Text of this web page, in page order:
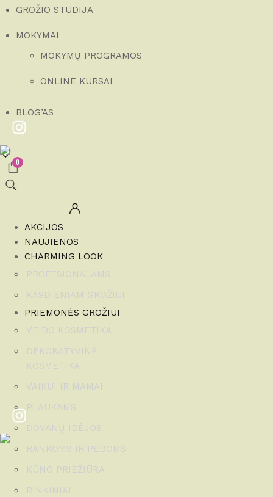
GROŽIO STUDIJA
MOKYMAI
MOKYMŲ PROGRAMOS
ONLINE KURSAI
BLOG’AS
0
AKCIJOS
NAUJIENOS
CHARMING LOOK
PRIEMONĖS GROŽIUI